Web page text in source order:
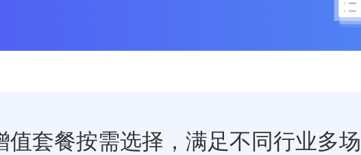
值套餐按需选择，满足不同行业多